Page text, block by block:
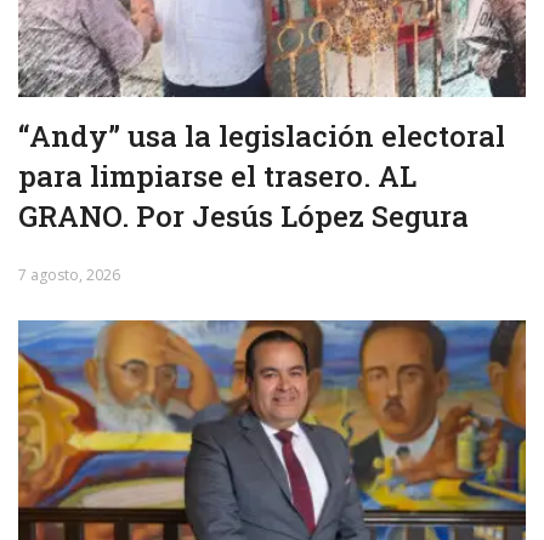
“Andy” usa la legislación electoral
para limpiarse el trasero. AL
GRANO. Por Jesús López Segura
7 agosto, 2026